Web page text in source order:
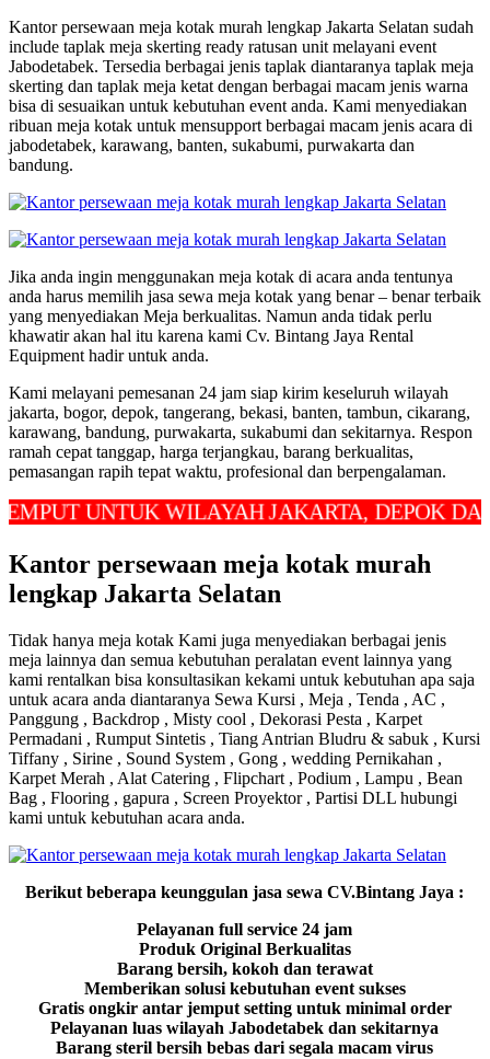
Kantor persewaan meja kotak murah lengkap Jakarta Selatan sudah
include taplak meja skerting ready ratusan unit melayani event
Jabodetabek. Tersedia berbagai jenis taplak diantaranya taplak meja
skerting dan taplak meja ketat dengan berbagai macam jenis warna
bisa di sesuaikan untuk kebutuhan event anda. Kami menyediakan
ribuan meja kotak untuk mensupport berbagai macam jenis acara di
jabodetabek, karawang, banten, sukabumi, purwakarta dan
bandung.
Jika anda ingin menggunakan meja kotak di acara anda tentunya
anda harus memilih jasa sewa meja kotak yang benar – benar terbaik
yang menyediakan Meja berkualitas. Namun anda tidak perlu
khawatir akan hal itu karena kami Cv. Bintang Jaya Rental
Equipment hadir untuk anda.
Kami melayani pemesanan 24 jam siap kirim keseluruh wilayah
jakarta, bogor, depok, tangerang, bekasi, banten, tambun, cikarang,
karawang, bandung, purwakarta, sukabumi dan sekitarnya. Respon
ramah cepat tanggap, harga terjangkau, barang berkualitas,
pemasangan rapih tepat waktu, profesional dan berpengalaman.
WILAYAH JAKARTA, DEPOK DAN
Kantor persewaan meja kotak murah
lengkap Jakarta Selatan
Tidak hanya meja kotak Kami juga menyediakan berbagai jenis
meja lainnya dan semua kebutuhan peralatan event lainnya yang
kami rentalkan bisa konsultasikan kekami untuk kebutuhan apa saja
untuk acara anda diantaranya Sewa Kursi , Meja , Tenda , AC ,
Panggung , Backdrop , Misty cool , Dekorasi Pesta , Karpet
Permadani , Rumput Sintetis , Tiang Antrian Bludru & sabuk , Kursi
Tiffany , Sirine , Sound System , Gong , wedding Pernikahan ,
Karpet Merah , Alat Catering , Flipchart , Podium , Lampu , Bean
Bag , Flooring , gapura , Screen Proyektor , Partisi DLL hubungi
kami untuk kebutuhan acara anda.
Berikut beberapa keunggulan jasa sewa CV.Bintang Jaya :
Pelayanan full service 24 jam
Produk Original Berkualitas
Barang bersih, kokoh dan terawat
Memberikan solusi kebutuhan event sukses
Gratis ongkir antar jemput setting untuk minimal order
Pelayanan luas wilayah Jabodetabek dan sekitarnya
Barang steril bersih bebas dari segala macam virus